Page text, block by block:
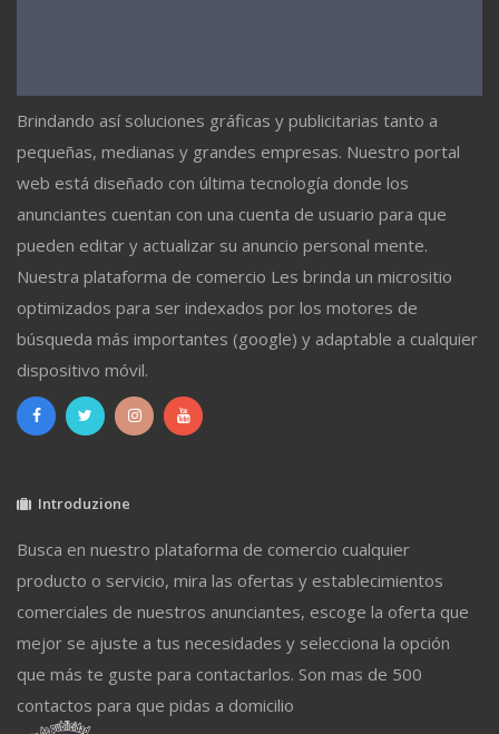
Brindando así soluciones gráficas y publicitarias tanto a
pequeñas, medianas y grandes empresas. Nuestro portal
web está diseñado con última tecnología donde los
anunciantes cuentan con una cuenta de usuario para que
pueden editar y actualizar su anuncio personal mente.
Nuestra plataforma de comercio Les brinda un micrositio
optimizados para ser indexados por los motores de
búsqueda más importantes (google) y adaptable a cualquier
dispositivo móvil.
Introduzione
Busca en nuestro plataforma de comercio cualquier
producto o servicio, mira las ofertas y establecimientos
comerciales de nuestros anunciantes, escoge la oferta que
mejor se ajuste a tus necesidades y selecciona la opción
que más te guste para contactarlos. Son mas de 500
contactos para que pidas a domicilio